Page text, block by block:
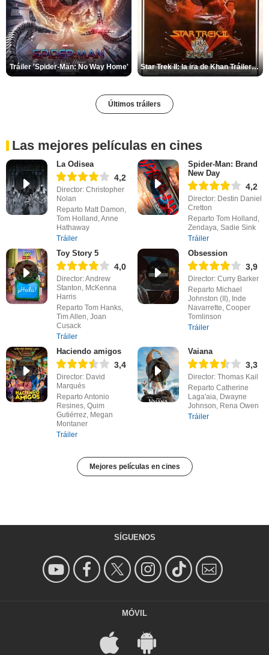
Tráiler 'Spider-Man: No Way Home' Star Trek II: la ira de Khan Tráiler VO
Últimos tráilers
Las mejores películas en cines
La Odisea
4,2
Director: Christopher
Nolan
Reparto Matt Damon,
Tom Holland, Anne
Hathaway
Tráiler
Spider-Man: Brand
New Day
4,2
Director: Destin Daniel
Cretton
Reparto Tom Holland,
Zendaya, Sadie Sink
Tráiler
Toy Story 5
4,0
Director: Andrew
Stanton, McKenna
Harris
Reparto Tom Hanks,
Tim Allen, Joan
Cusack
Tráiler
Obsession
3,9
Director: Curry Barker
Reparto Michael
Johnston (II), Inde
Navarrette, Cooper
Tomlinson
Tráiler
Haciendo amigos
3,4
Director: David
Marqués
Reparto Antonio
Resines, Quim
Gutiérrez, Megan
Montaner
Tráiler
Vaiana
3,3
Director: Thomas Kail
Reparto Catherine
Laga'aia, Dwayne
Johnson, Rena Owen
Tráiler
Mejores películas en cines
SÍGUENOS
MÓVIL